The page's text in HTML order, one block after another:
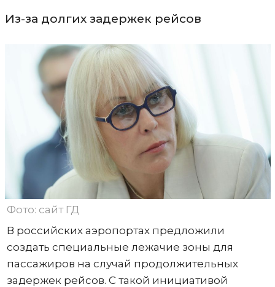
Из-за долгих задержек рейсов
Фото: сайт ГД
В российских аэропортах предложили
создать специальные лежачие зоны для
пассажиров на случай продолжительных
задержек рейсов. С такой инициативой